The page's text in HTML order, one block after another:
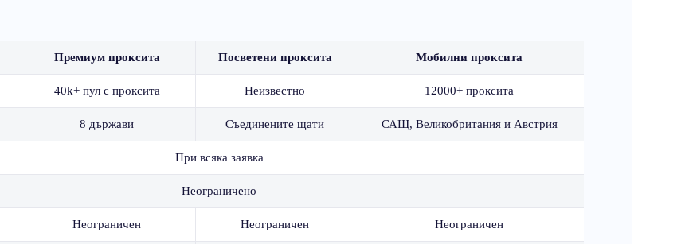
Премиум проксита Посветени проксита Мобилни проксита
40k+ пул с проксита Неизвестно 12000+ проксита
8 държави Съединените щати САЩ, Великобритания и Австрия
При всяка заявка
Неограничено
Неограничен Неограничен Неограничен